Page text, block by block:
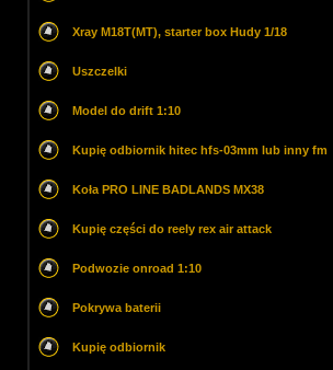
Xray M18T(MT), starter box Hudy 1/18
Uszczelki
Model do drift 1:10
Kupię odbiornik hitec hfs-03mm lub inny fm
Koła PRO LINE BADLANDS MX38
Kupię części do reely rex air attack
Podwozie onroad 1:10
Pokrywa baterii
Kupię odbiornik